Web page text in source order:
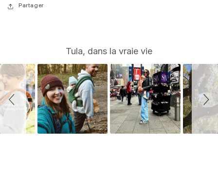
Partager
i
d
e
s
h
o
Tula, dans la vraie vie